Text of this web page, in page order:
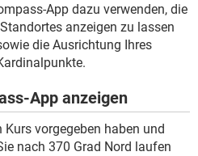
App dazu verwenden, die
anzeigen zu lassen
die Ausrichtung Ihres
App anzeigen
vorgegeben haben und
nach 370 Grad Nord laufen